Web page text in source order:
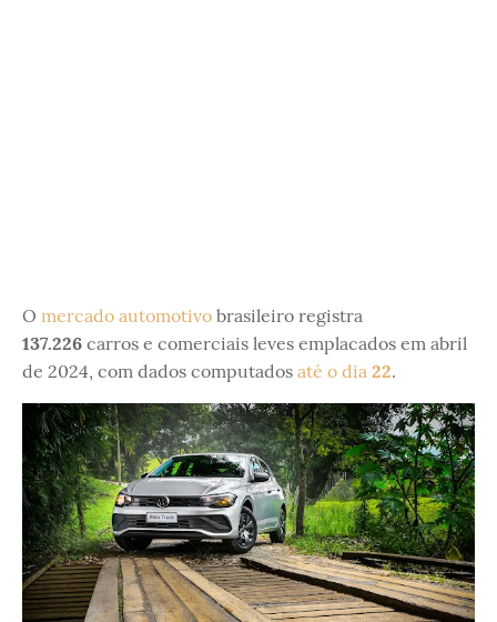
O mercado automotivo brasileiro registra
137.226 carros e comerciais leves emplacados em abril
de 2024, com dados computados até o dia 22.